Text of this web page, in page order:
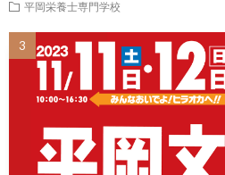
平岡栄養士専門学校